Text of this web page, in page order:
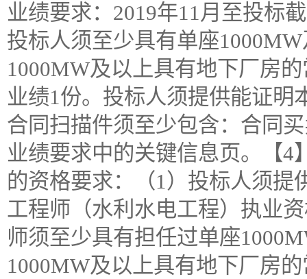
业绩要求：2019年11月至投标
投标人须至少具有单座
1000MW及以上具有地下厂房
业绩1份。投标人须提供能证明
合同扫描件须至少包含：合同
业绩要求中的关键信息页。【4
的资格要求：（1）投标人须提
工程师（水利水电工程）执业
师须至少具有担任过单座
1000MW及以上具有地下厂房